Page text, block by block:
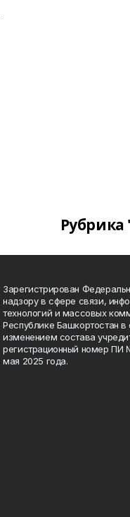
Зарегистрирован
надзору в сфере связи,
технологий и массовых
Республике Башкортостан в
изменением состава
регистрационный номер ПИ
мая 2025 года.